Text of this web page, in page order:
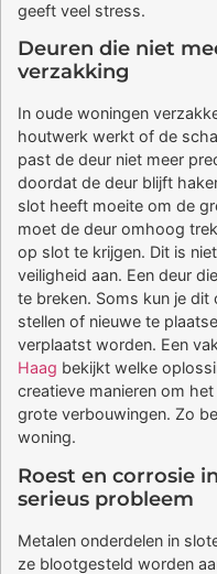
geeft veel stress.
Deuren die niet
verzakking
In oude woningen
houtwerk werkt of de
past de deur niet meer
doordat de deur blijft
slot heeft moeite om de
moet de deur omhoog
op slot te krijgen. Dit is
veiligheid aan. Een deur
te breken. Soms kun je
stellen of nieuwe te
verplaatst worden. Een
Haag bekijkt welke
creatieve manieren om
grote verbouwingen. Zo
woning.
Roest en corrosie
serieus probleem
Metalen onderdelen in
ze blootgesteld worden